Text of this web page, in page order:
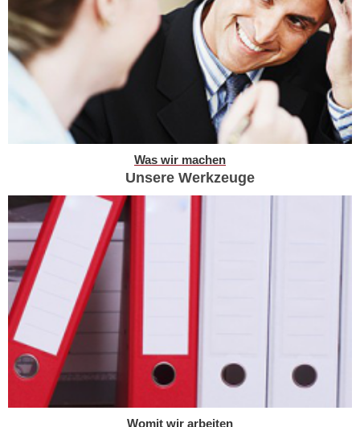
Was wir machen
Unsere Werkzeuge
Womit wir arbeiten